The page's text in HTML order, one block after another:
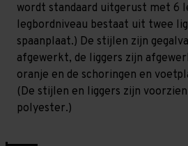
wordt standaard uitgerust met 6
legbordniveau bestaat uit twee
spaanplaat.) De stijlen zijn
afgewerkt, de liggers zijn
oranje en de schoringen en
(De stijlen en liggers zijn
polyester.)